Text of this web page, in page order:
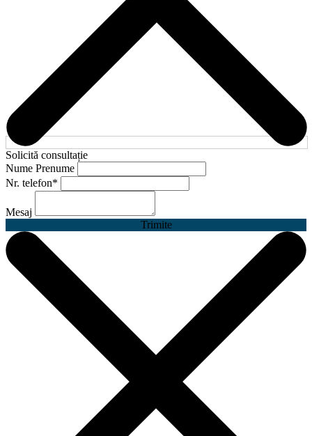
Solicită consultație
Nume Prenume
Nr. telefon*
Mesaj
Trimite